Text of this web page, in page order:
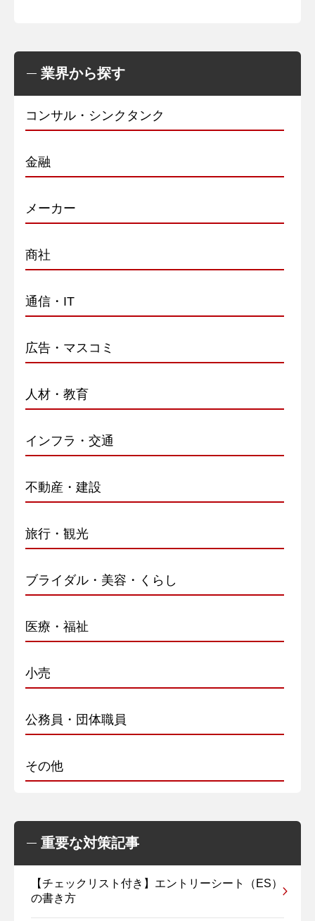
業界から探す
コンサル・シンクタンク
金融
メーカー
商社
通信・IT
広告・マスコミ
人材・教育
インフラ・交通
不動産・建設
旅行・観光
ブライダル・美容・くらし
医療・福祉
小売
公務員・団体職員
その他
重要な対策記事
【チェックリスト付き】エントリーシート（ES）
の書き方